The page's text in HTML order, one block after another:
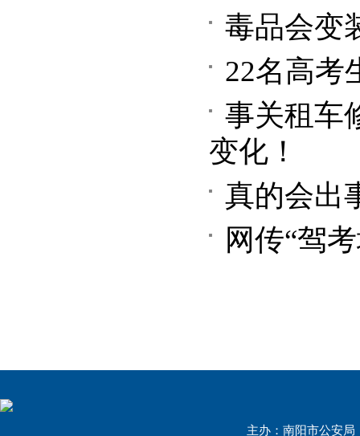
毒品会变
22名高考
事关租车
变化！
真的会出
网传“驾
主办：南阳市公安